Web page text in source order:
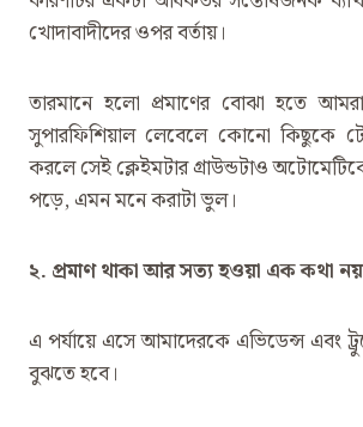
খোদাবাদীদের ওপর বর্তায়।
তারমানে হলো প্রমাণের বোঝা হতে
সুপারফিশিয়াল লেবেলে কোনো কিছুকে
করলে সেই ক্লেইমটার গ্রাউন্ডটাও
পড়ে, এমন মনে করাটা ভুল।
‌২. প্রমাণ থাকা আর সত্য হওয়া এক কথা
এ পর্যায়ে এসে আমাদেরকে এভিডেন্স এবং
বুঝতে হবে।